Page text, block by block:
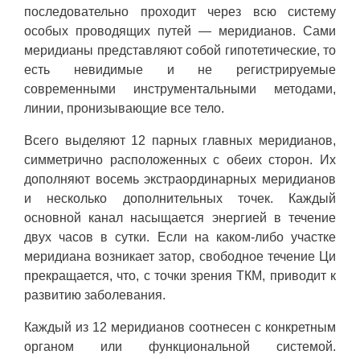
последовательно проходит через всю систему
особых проводящих путей — меридианов. Сами
меридианы представляют собой гипотетические, то
есть невидимые и не регистрируемые
современными инструментальными методами,
линии, пронизывающие все тело.
Всего выделяют 12 парных главных меридианов,
симметрично расположенных с обеих сторон. Их
дополняют восемь экстраординарных меридианов
и несколько дополнительных точек. Каждый
основной канал насыщается энергией в течение
двух часов в сутки. Если на каком-либо участке
меридиана возникает затор, свободное течение Ци
прекращается, что, с точки зрения ТКМ, приводит к
развитию заболевания.
Каждый из 12 меридианов соотнесен с конкретным
органом или функциональной системой.